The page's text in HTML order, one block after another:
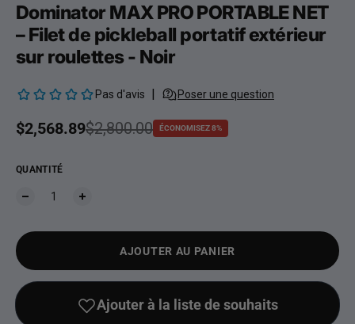
Dominator MAX PRO PORTABLE NET
– Filet de pickleball portatif extérieur
sur roulettes - Noir
Prix soldé
$2,568.89
Prix habituel$2,800.00 ÉCONOMISEZ 8%
QUANTITÉ
AJOUTER AU PANIER